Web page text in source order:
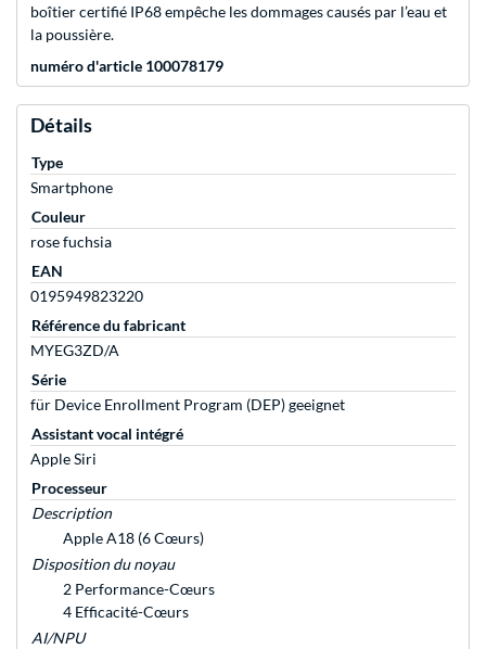
boîtier certifié IP68 empêche les dommages causés par l’eau et
la poussière.
numéro d'article 100078179
Détails
Type
Smartphone
Couleur
rose fuchsia
EAN
0195949823220
Référence du fabricant
MYEG3ZD/A
Série
für Device Enrollment Program (DEP) geeignet
Assistant vocal intégré
Apple Siri
Processeur
Description
Apple A18 (6 Cœurs)
Disposition du noyau
2 Performance-Cœurs
4 Efficacité-Cœurs
AI/NPU